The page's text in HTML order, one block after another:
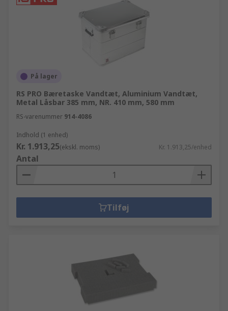
På lager
RS PRO Bæretaske Vandtæt, Aluminium Vandtæt,
Metal Låsbar 385 mm, NR. 410 mm, 580 mm
RS-varenummer 914-4086
Indhold (1 enhed)
Kr. 1.913,25(ekskl. moms) Kr. 1.913,25/enhed
Antal
Tilføj